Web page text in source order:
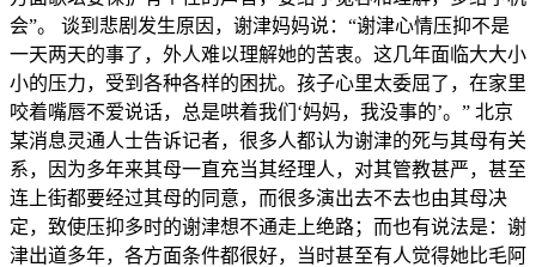
会”。 谈到悲剧发生原因，谢津妈妈说：“谢津心情压抑不是
一天两天的事了，外人难以理解她的苦衷。这几年面临大大小
小的压力，受到各种各样的困扰。孩子心里太委屈了，在家里
咬着嘴唇不爱说话，总是哄着我们‘妈妈，我没事的’。” 北京
某消息灵通人士告诉记者，很多人都认为谢津的死与其母有关
系，因为多年来其母一直充当其经理人，对其管教甚严，甚至
连上街都要经过其母的同意，而很多演出去不去也由其母决
定，致使压抑多时的谢津想不通走上绝路；而也有说法是：谢
津出道多年，各方面条件都很好，当时甚至有人觉得她比毛阿